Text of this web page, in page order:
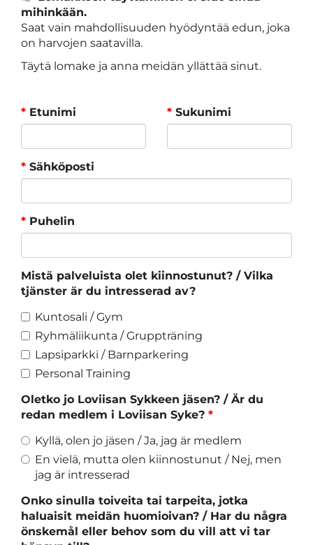
mihinkään.
Saat vain mahdollisuuden hyödyntää edun, joka
on harvojen saatavilla.
Täytä lomake ja anna meidän yllättää sinut.
* Etunimi * Sukunimi
* Sähköposti
* Puhelin
Mistä palveluista olet kiinnostunut? / Vilka
tjänster är du intresserad av?
Kuntosali / Gym
Ryhmäliikunta / Gruppträning
Lapsiparkki / Barnparkering
Personal Training
Oletko jo Loviisan Sykkeen jäsen? / Är du
redan medlem i Loviisan Syke? *
Kyllä, olen jo jäsen / Ja, jag är medlem
En vielä, mutta olen kiinnostunut / Nej, men
jag är intresserad
Onko sinulla toiveita tai tarpeita, jotka
haluaisit meidän huomioivan? / Har du några
önskemål eller behov som du vill att vi tar